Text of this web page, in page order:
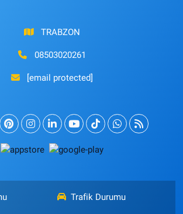
TRABZON
08503020261
[email protected]
Trafik Durumu